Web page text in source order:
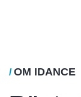
/OM IDANCE